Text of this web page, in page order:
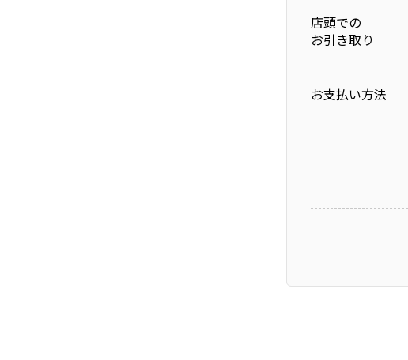
店頭での
お引き取り
お支払い方法